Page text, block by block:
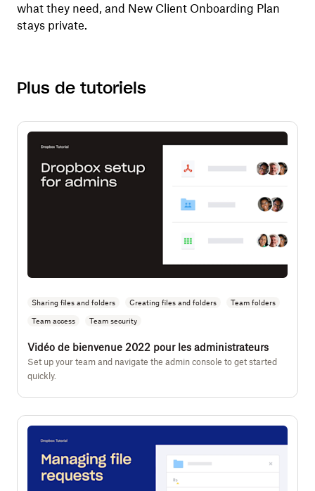
what they need, and New Client Onboarding Plan
stays private.
Plus de tutoriels
Sharing files and folders Creating files and folders Team folders
Team access Team security
Vidéo de bienvenue 2022 pour les administrateurs
Set up your team and navigate the admin console to get started
quickly.